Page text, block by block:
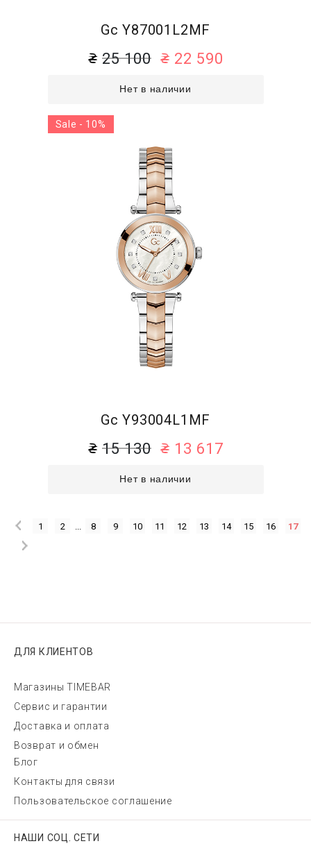
Gc Y87001L2MF
25 100 22 590
Нет в наличии
Gc Y93004L1MF
15 130 13 617
Нет в наличии
Sale - 10%
1 2 8 9 10 11 12 13 14 15 16 17
ДЛЯ КЛИЕНТОВ
Магазины TIMEBAR
Сервис и гарантии
Доставка и оплата
Возврат и обмен
Блог
Контакты для связи
Пользовательское соглашение
НАШИ СОЦ. СЕТИ